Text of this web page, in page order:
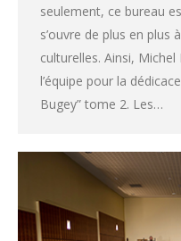
seulement, ce bureau
s’ouvre de plus en plus
culturelles. Ainsi,
l’équipe pour la
Bugey” tome 2. Les…